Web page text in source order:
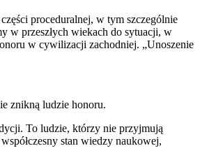
proceduralnej, w tym szczególnie
w przeszłych wiekach do sytuacji, w
w cywilizacji zachodniej. „Unoszenie
znikną ludzie honoru.
To ludzie, którzy nie przyjmują
stan wiedzy naukowej,